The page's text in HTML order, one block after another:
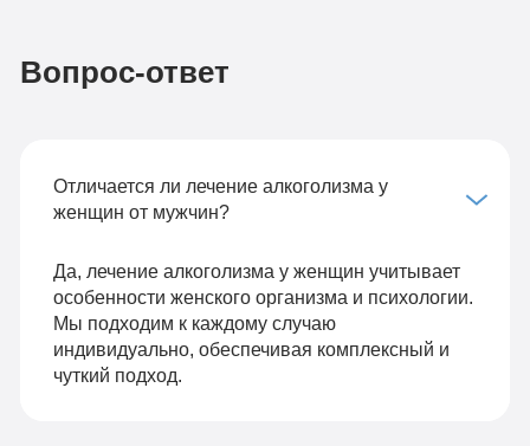
Вопрос-ответ
Отличается ли лечение алкоголизма у
женщин от мужчин?
Да, лечение алкоголизма у женщин учитывает
особенности женского организма и психологии.
Мы подходим к каждому случаю
индивидуально, обеспечивая комплексный и
чуткий подход.